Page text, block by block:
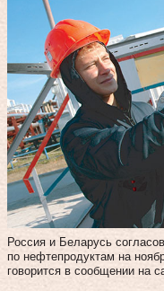
Россия и Беларусь
по нефтепродуктам на
говорится в сообщении на